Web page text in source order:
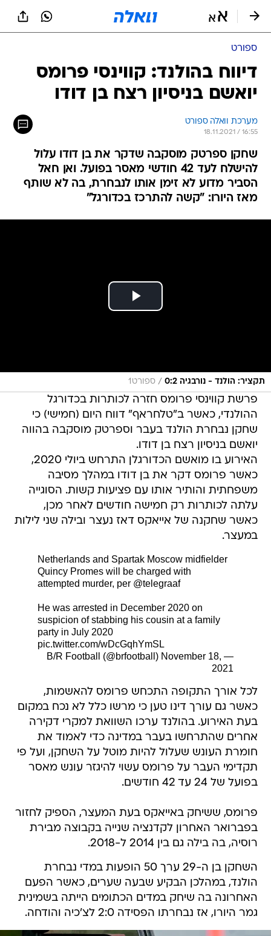
ספורט
דיווח בהולנד: קווינסי פרומס
יואשם בניסיון רצח בן דודו
מערכת וואלה ספורט
18.11.2021 / 16:55
שחקן ספרטק מוסקבה שדקר את בן דודו עלול
להישלח לעד 42 חודשי מאסר בפועל. ואן חאל
הסביר מדוע לא זימן אותו לנבחרת, בה לא שותף
מאז היורו: "קשה להתרכז בכדורגל"
תקציר: הולנד - נורבגיה 0:2 / ספורט1
פרשת קווינסי פרומס חזרה לכותרות בכדורגל
ההולנדי, כאשר ב"טלחראף" דווח היום (חמישי) כי
שחקן נבחרת הולנד בעבר וספרטק מוסקבה בהווה
יואשם בניסיון רצח בן דודו.
האירוע בו מואשם הכדורגלן התרחש ביולי 2020,
כאשר פרומס דקר את בן דודו במהלך מסיבה
משפחתית והותיר אותו עם פציעות קשות. הסוגייה
עלתה לכותרות רק חמישה חודשים לאחר מכן,
כאשר שחקנה של אייאקס דאז נעצר ובילה שני לילות
במעצר.
Netherlands and Spartak Moscow midfielder
Quincy Promes will be charged with
attempted murder, per @telegraaf
He was arrested in December 2020 on
suspicion of stabbing his cousin at a family
party in July 2020
pic.twitter.com/wDcGqhYmSL
— B/R Football (@brfootball)
November 18,
2021
לכל אורך התקופה התכחש פרומס להאשמות,
כאשר גם עורך דינו טען כי מרשו כלל לא נכח במקום
בעת האירוע. בהולנד ערכו השוואת למקרי דקירה
אחרים שהתרחשו בעבר במדינה כדי לאמוד את
חומרת העונש שעלול להיות מוטל על השחקן, ועל פי
תקדימי העבר על פרומס עשוי להיגזר עונש מאסר
בפועל של 24 עד 42 חודשים.
פרומס, ששיחק באייאקס בעת המעצר, הספיק לחזור
בפברואר האחרון לקדנציה שנייה בקבוצה מבירת
רוסיה, בה בילה גם בין 2014 ל-2018.
השחקן בן ה-29 ערך 50 הופעות במדי נבחרת
הולנד, במהלכן הבקיע שבעה שערים, כאשר הפעם
האחרונה בה שיחק במדים הכתומים הייתה בשמינית
גמר היורו, אז נבחרתו הפסידה 2:0 לצ'כיה והודחה.